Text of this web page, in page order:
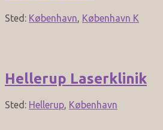
Sted: København, København K
Hellerup Laserklinik
Sted: Hellerup København